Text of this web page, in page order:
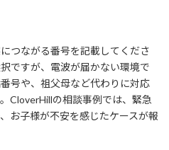
つながる番号を記載してくださ
ですが、電波が届かない環境で
号や、祖父母など代わりに対応
CloverHillの相談事例では、緊急
お子様が不安を感じたケースが報